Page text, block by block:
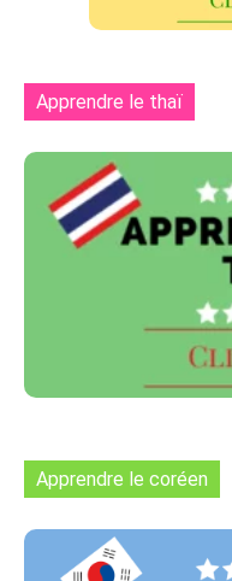
Apprendre le thaï
Apprendre le coréen